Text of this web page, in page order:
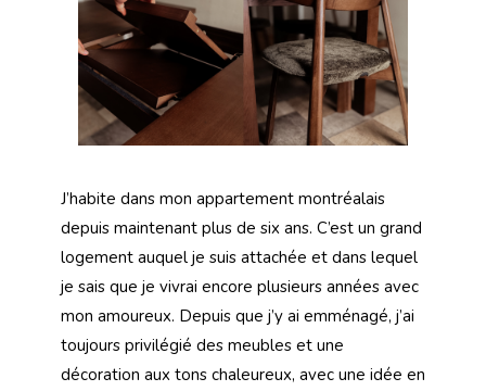
J’habite dans mon appartement montréalais
depuis maintenant plus de six ans. C’est un grand
logement auquel je suis attachée et dans lequel
je sais que je vivrai encore plusieurs années avec
mon amoureux. Depuis que j’y ai emménagé, j’ai
toujours privilégié des meubles et une
décoration aux tons chaleureux, avec une idée en